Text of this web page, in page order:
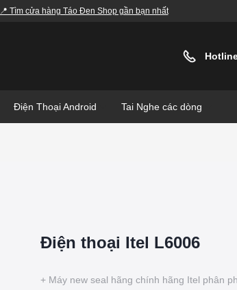
📍 Tìm cửa hàng Táo Đen Shop gần bạn nhất
Điện Thoại Android Tai Nghe các dòng
Điện thoại Itel L6006
+ Máy new seal hãng chính hãng Itel phân